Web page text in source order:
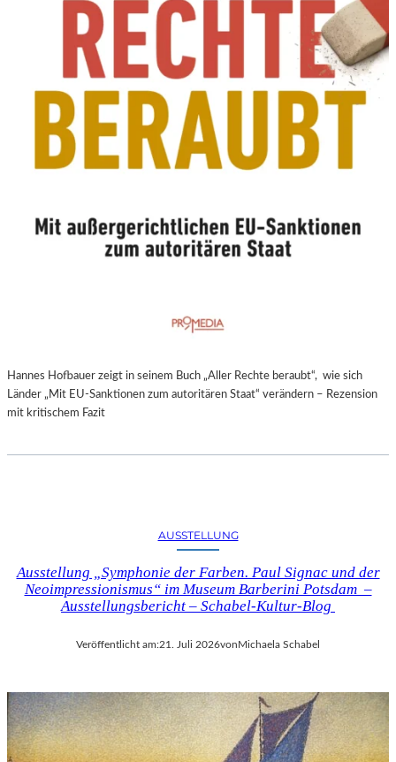
Hannes Hofbauer zeigt in seinem Buch „Aller Rechte beraubt“, wie sich
Länder „Mit EU-Sanktionen zum autoritären Staat“ verändern – Rezension
mit kritischem Fazit
AUSSTELLUNG
Ausstellung „Symphonie der Farben. Paul Signac und der
Neoimpressionismus“ im Museum Barberini Potsdam –
Ausstellungsbericht – Schabel-Kultur-Blog
Veröffentlicht am:21. Juli 2026vonMichaela Schabel